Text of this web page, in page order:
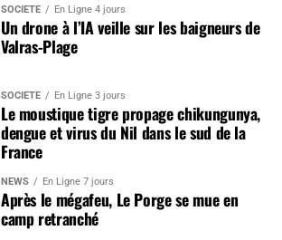
SOCIÉTÉ En Ligne 4 jours
Un drone à l’IA veille sur les baigneurs de
Valras-Plage
SOCIÉTÉ En Ligne 3 jours
Le moustique tigre propage chikungunya,
dengue et virus du Nil dans le sud de la
France
NEWS En Ligne 7 jours
Après le mégafeu, Le Porge se mue en
camp retranché